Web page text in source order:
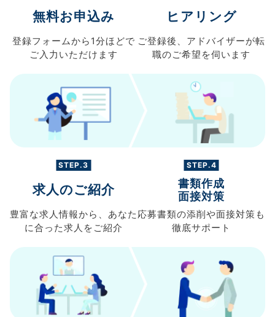
無料お申込み
登録フォームから 1分ほどで
ご入力 いただけます
ヒアリング
ご登録後、 アドバイザーが転
職のご希望を伺います
STEP.3
求人のご紹介
豊富な求人情報から、 あなた
に合った求人を ご紹介
STEP.4
書類作成
面接対策
応募書類の添削や面接対策も
徹底サポート